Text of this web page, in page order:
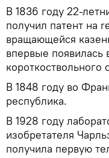
В 1836 году 22-
получил патент на
вращающейся
впервые появилась
В 1848 году во
республика.
В 1928 году
изобретателя
получила первую